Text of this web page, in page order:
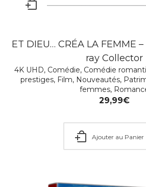
ET DIEU… CRÉA LA FEMME
ray Collector
4K UHD, Comédie, Comédie
prestiges, Film, Nouveautés,
femmes,
29,99€
Ajouter au Panier